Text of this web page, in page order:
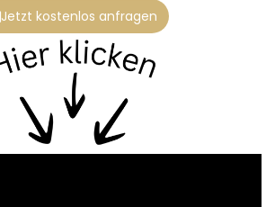
Jetzt kostenlos anfragen